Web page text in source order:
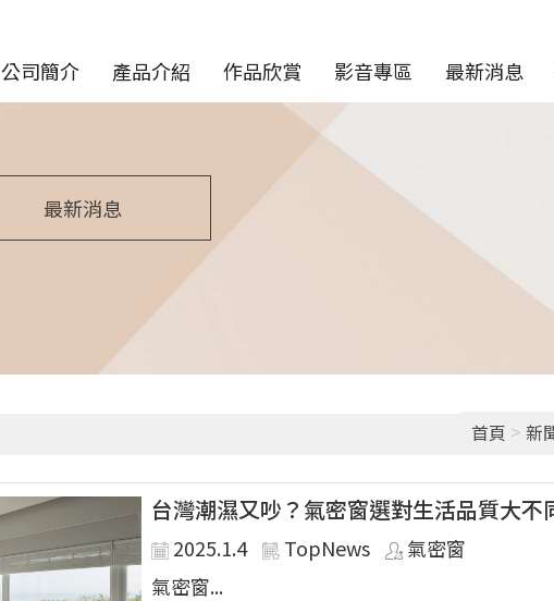
公司簡介 產品介紹 作品欣賞 影音專區 最新消息
最新消息
首頁 > 新
台灣潮濕又吵？氣密窗選對生活品質大不
2025.1.4 TopNews
氣密窗
氣密窗...